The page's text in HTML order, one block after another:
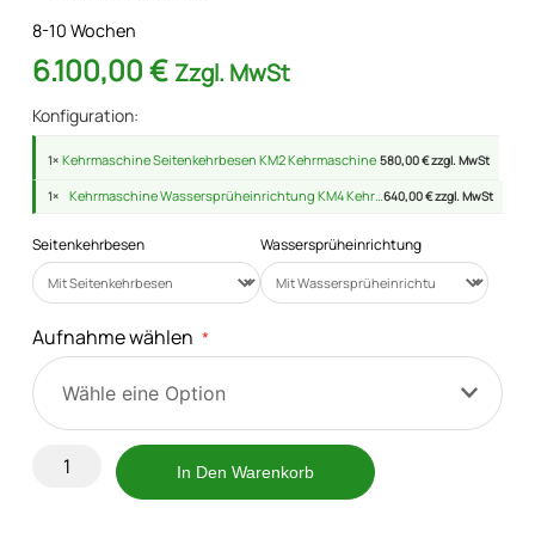
8-10 Wochen
6.100,00€ Zzgl. MwSt
Konfiguration:
1× Kehrmaschine Seitenkehrbesen KM2 Kehrmaschine 580,00 € zzgl. MwSt
1× Kehrmaschine Wassersprüheinrichtung KM4 Kehrmaschine640,00 € zzgl. MwSt
Seitenkehrbesen Wassersprüheinrichtung
Aufnahme wählen *
In Den Warenkorb